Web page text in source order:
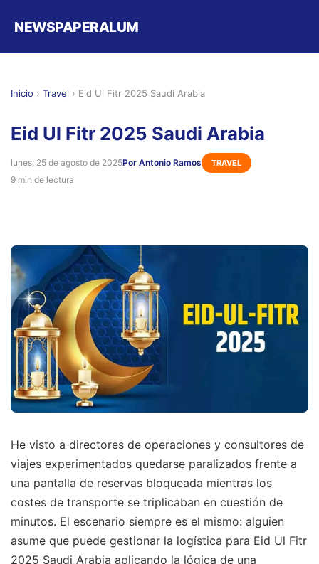
NEWSPAPERALUM
Inicio › Travel › Eid Ul Fitr 2025 Saudi Arabia
Eid Ul Fitr 2025 Saudi Arabia
lunes, 25 de agosto de 2025Por Antonio Ramos TRAVEL
9 min de lectura
He visto a directores de operaciones y consultores de
viajes experimentados quedarse paralizados frente a
una pantalla de reservas bloqueada mientras los
costes de transporte se triplicaban en cuestión de
minutos. El escenario siempre es el mismo: alguien
asume que puede gestionar la logística para Eid Ul Fitr
2025 Saudi Arabia aplicando la lógica de una